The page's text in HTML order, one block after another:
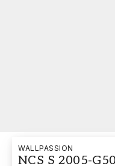
WALLPASSION
NCS S 2005-